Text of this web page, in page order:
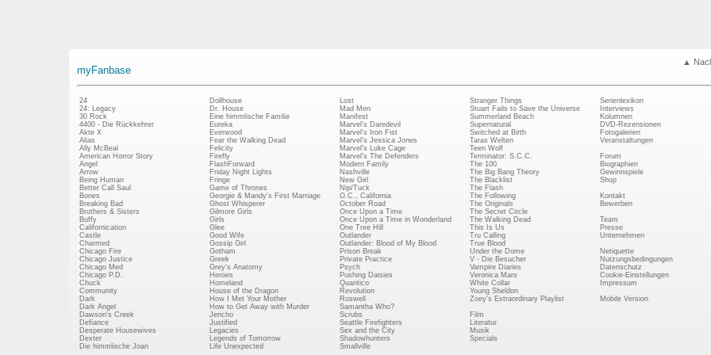
▲
myFanbase
24
24: Legacy
30 Rock
4400 - Die Rückkehrer
Akte X
Alias
Ally McBeal
American Horror Story
Angel
Arrow
Being Human
Better Call Saul
Bones
Breaking Bad
Brothers & Sisters
Buffy
Californication
Castle
Charmed
Chicago Fire
Chicago Justice
Chicago Med
Chicago P.D.
Chuck
Community
Dark
Dark Angel
Dawson's Creek
Defiance
Desperate Housewives
Dexter
Die himmlische Joan
Dollhouse
Dr. House
Eine himmlische Familie
Eureka
Everwood
Fear the Walking Dead
Felicity
Firefly
FlashForward
Friday Night Lights
Fringe
Game of Thrones
Georgie & Mandy's First Marriage
Ghost Whisperer
Gilmore Girls
Girls
Glee
Good Wife
Gossip Girl
Gotham
Greek
Grey's Anatomy
Heroes
Homeland
House of the Dragon
How I Met Your Mother
How to Get Away with Murder
Jericho
Justified
Legacies
Legends of Tomorrow
Life Unexpected
Lost
Mad Men
Manifest
Marvel's Daredevil
Marvel's Iron Fist
Marvel's Jessica Jones
Marvel's Luke Cage
Marvel's The Defenders
Modern Family
Nashville
New Girl
Nip/Tuck
O.C., California
October Road
Once Upon a Time
Once Upon a Time in Wonderland
One Tree Hill
Outlander
Outlander: Blood of My Blood
Prison Break
Private Practice
Psych
Pushing Daisies
Quantico
Revolution
Roswell
Samantha Who?
Scrubs
Seattle Firefighters
Sex and the City
Shadowhunters
Smallville
Stranger Things
Stuart Fails to Save the Universe
Summerland Beach
Supernatural
Switched at Birth
Taras Welten
Teen Wolf
Terminator: S.C.C.
The 100
The Big Bang Theory
The Blacklist
The Flash
The Following
The Originals
The Secret Circle
The Walking Dead
This Is Us
Tru Calling
True Blood
Under the Dome
V - Die Besucher
Vampire Diaries
Veronica Mars
White Collar
Young Sheldon
Zoey's Extraordinary Playlist
Film
Literatur
Musik
Specials
Serienlexikon
Interviews
Kolumnen
DVD-Rezensionen
Fotogalerien
Veranstaltungen
Forum
Biographien
Gewinnspiele
Shop
Kontakt
Bewerben
Team
Presse
Unternehmen
Netiquette
Nutzungsbedingungen
Datenschutz
Cookie-Einstellungen
Impressum
Mobile Version